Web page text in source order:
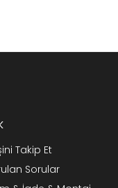
Takip Et
Sorular